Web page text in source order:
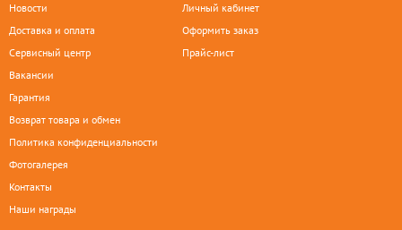
Новости
Доставка и оплата
Сервисный центр
Вакансии
Гарантия
Возврат товара и обмен
Политика конфиденциальности
Фотогалерея
Контакты
Наши награды
Личный кабинет
Оформить заказ
Прайс-лист